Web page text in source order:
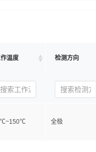
温度 检测方向
全极